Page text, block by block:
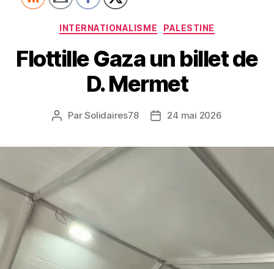
Catégories
INTERNATIONALISME PALESTINE
Flottille Gaza un billet de
D. Mermet
Auteur
ParSolidaires78
Date24 mai 2026